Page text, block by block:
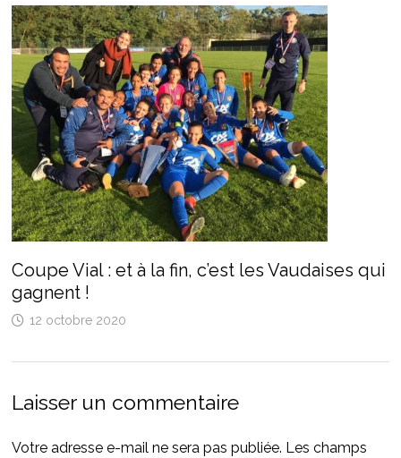
Coupe Vial : et à la fin, c’est les Vaudaises qui
gagnent !
12 octobre 2020
Laisser un commentaire
Votre adresse e-mail ne sera pas publiée. Les champs